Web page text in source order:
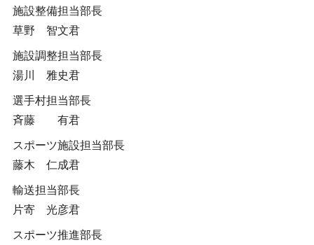
施設整備担当部長
草野 智文君
施設調整担当部長
湯川 雅史君
選手村担当部長
斉藤 有君
スポーツ施設担当部長
藤木 仁成君
輸送担当部長
片寄 光彦君
スポーツ推進部長